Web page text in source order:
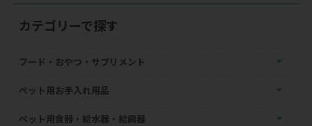
カテゴリーで探す
フード・おやつ・サプリメント
ペット用お手入れ用品
ペット用食器・給水器・給餌器